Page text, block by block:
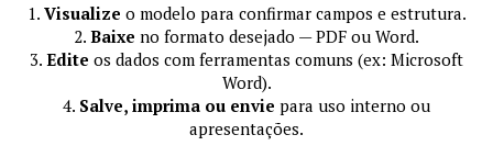
1. Visualize o modelo para confirmar campos e estrutura.
2. Baixe no formato desejado — PDF ou Word.
3. Edite os dados com ferramentas comuns (ex: Microsoft
Word).
4. Salve, imprima ou envie para uso interno ou
apresentações.